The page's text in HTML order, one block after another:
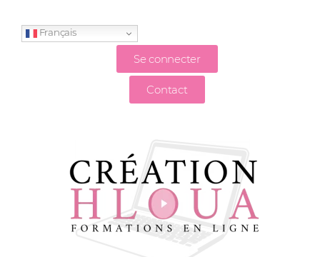
Français
Se connecter
Contact